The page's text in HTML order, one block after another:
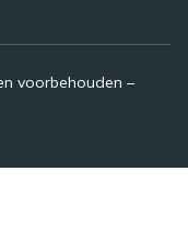
voorbehouden –